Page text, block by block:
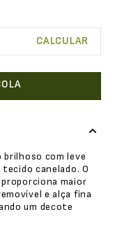
brilhoso com leve
canelado. O
maior
e alça fina
um decote